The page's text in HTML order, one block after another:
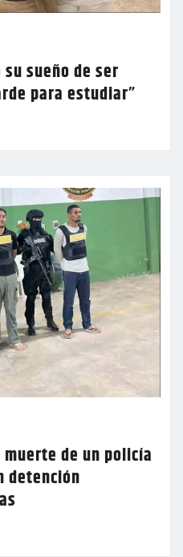
sueño de ser
para estudiar”
de un policía
detención